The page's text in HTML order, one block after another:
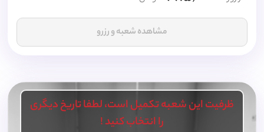
مشاهده شعبه و رزرو
ظرفیت این شعبه تکمیل است، لطفا تاریخ دیگری
را انتخاب کنید !